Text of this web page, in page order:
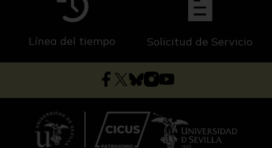
Línea del tiempo Solicitud de Servicio